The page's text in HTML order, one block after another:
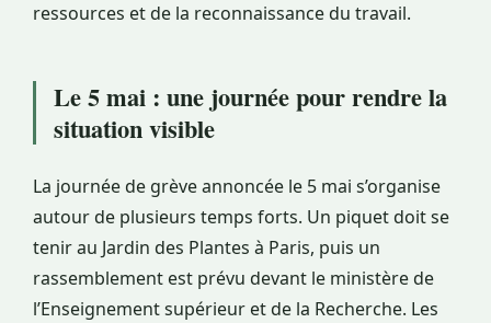
ressources et de la reconnaissance du travail.
Le 5 mai : une journée pour rendre la
situation visible
La journée de grève annoncée le 5 mai s’organise
autour de plusieurs temps forts. Un piquet doit se
tenir au Jardin des Plantes à Paris, puis un
rassemblement est prévu devant le ministère de
l’Enseignement supérieur et de la Recherche. Les